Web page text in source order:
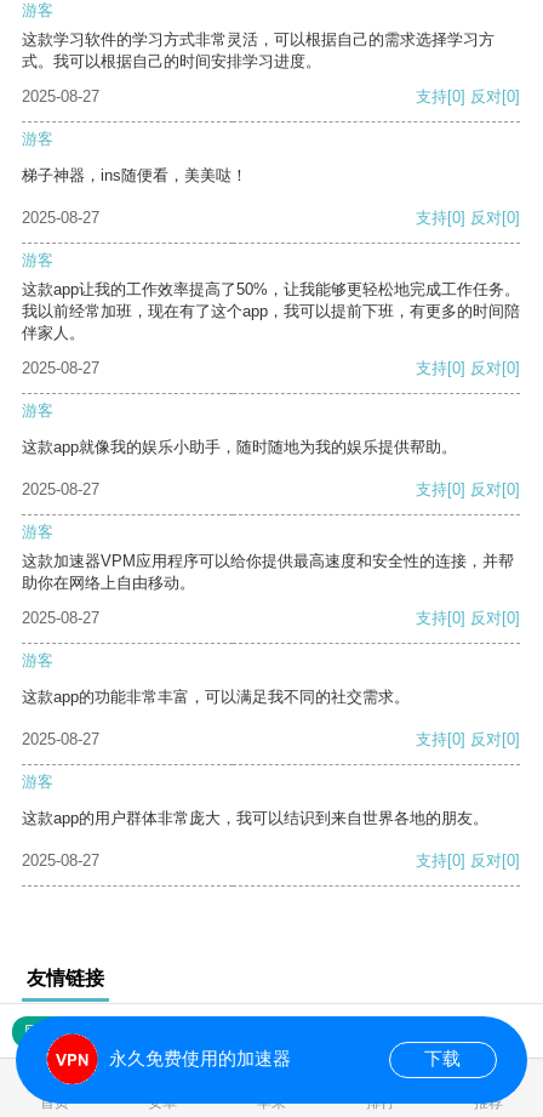
游客
这款学习软件的学习方式非常灵活，可以根据自己的需求选择学习方
式。我可以根据自己的时间安排学习进度。
2025-08-27
支持[0] 反对[0]
游客
梯子神器，ins随便看，美美哒！
2025-08-27 支持[0] 反对[0]
游客
这款app让我的工作效率提高了50%，让我能够更轻松地完成工作任务。
我以前经常加班，现在有了这个app，我可以提前下班，有更多的时间陪
伴家人。
2025-08-27
支持[0] 反对[0]
游客
这款app就像我的娱乐小助手，随时随地为我的娱乐提供帮助。
2025-08-27 支持[0] 反对[0]
游客
这款加速器VPM应用程序可以给你提供最高速度和安全性的连接，并帮
助你在网络上自由移动。
2025-08-27
支持[0] 反对[0]
游客
这款app的功能非常丰富，可以满足我不同的社交需求。
2025-08-27 支持[0] 反对[0]
游客
这款app的用户群体非常庞大，我可以结识到来自世界各地的朋友。
2025-08-27 支持[0] 反对[0]
友情链接
网站地图
首页 安卓 苹果 排行 推荐
永久免费使用的加速器 下载
0.016042s